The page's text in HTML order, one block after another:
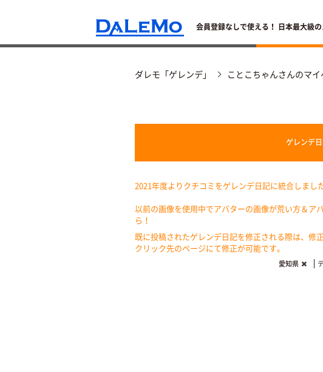
会員登録なしで使える！ 日本最大級
ダレモ「ゲレンデ」 ことこちゃんさんのマイ
ゲレンデ
2021年度よりクチコミをゲレンデ日記に統合しました
以前の画像を使用中でアバターの画像が荒い方＆ア
ら！
既に投稿されたゲレンデ日記を修正される際は、修
クリック先のページにて修正が可能です。
愛知県